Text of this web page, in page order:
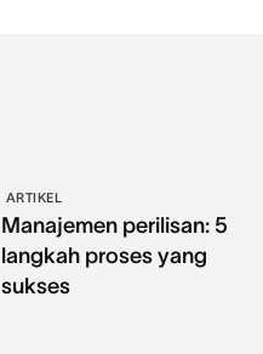
ARTIKEL
Manajemen perilisan: 5
langkah proses yang
sukses